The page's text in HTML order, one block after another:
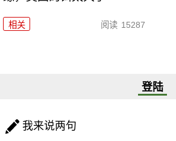
相关 阅读 15287
登陆
我来说两句